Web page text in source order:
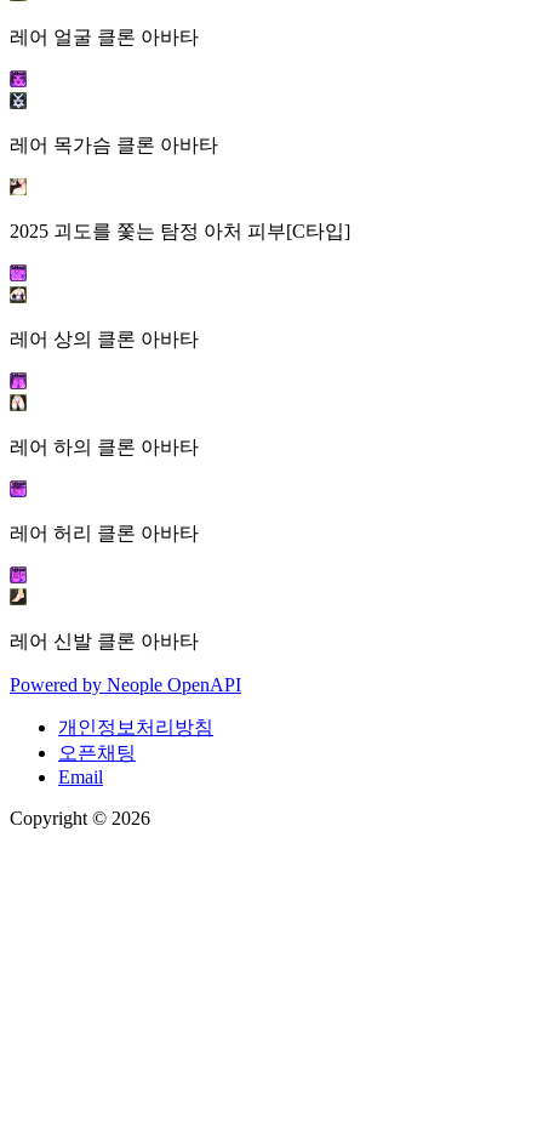
레어 얼굴 클론 아바타
레어 목가슴 클론 아바타
2025 괴도를 쫓는 탐정 아처 피부[C타입]
레어 상의 클론 아바타
레어 하의 클론 아바타
레어 허리 클론 아바타
레어 신발 클론 아바타
Powered by Neople OpenAPI
개인정보처리방침
오픈채팅
Email
Copyright © 2026